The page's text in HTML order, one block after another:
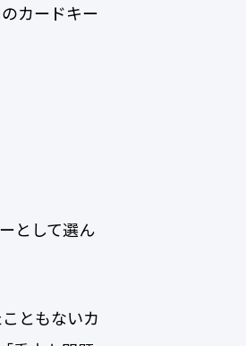
カードキー
として選ん
ともないカ